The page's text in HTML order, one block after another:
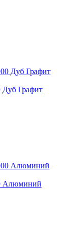
Дуб Графит
Алюминий